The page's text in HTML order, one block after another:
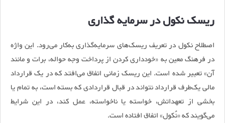
ریسک نکول در سرمایه گذاری
اصطلاح نکول در تعریف ریسک‌های سرمایه‌گذاری به‌کار می‌رود. این واژه
در فرهنگ معین به «خودداری کردن از پرداخت وجه حواله، برات و مانند
آن» تعبیر شده است. این ریسک زمانی اتفاق می‌افتد که در یک قرارداد
مالی یک‌طرف قرارداد نتواند در قبال قراردادی که بسته است، به تمام یا
بخشی از تعهداتش، خواسته یا ناخواسته، عمل کند، در این شرایط
می‌گویند که «نُکول» اتفاق افتاده است.